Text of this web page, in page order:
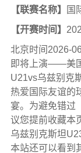
【联赛名称】
国
【开赛时间】
北京时间2026-
即将上演——美
U21vs乌兹别克
热爱国际友谊的
宴。为避免错过
议您提前收藏本
乌兹别克斯坦
本站还可以看到